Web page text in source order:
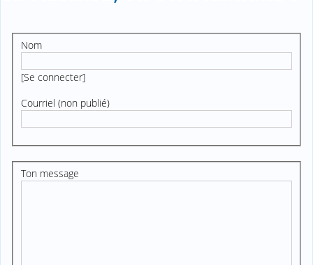
Nom
[Se connecter]
Courriel (non publié)
Ton message